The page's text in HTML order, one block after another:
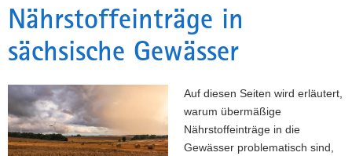
ü
b
e
g
r
e
i
n
a
v
g
a
t
i
n
h
a
t
e
n
o
r
m
a
-
B
e
e
i
c
h
Hauptinhalt
Nährstoffeinträge in
sächsische Gewässer
Auf diesen Seiten wird erläutert,
warum übermäßige
Nährstoffeinträge in die
Gewässer problematisch sind,